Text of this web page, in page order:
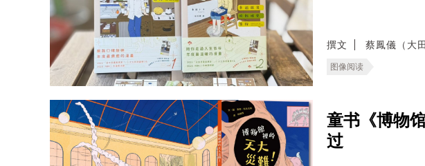
撰文 蔡鳳儀（大
图像阅读
童书《博物
过